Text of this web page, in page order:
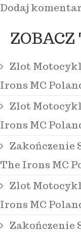
Dodaj
ZOBACZ
Zlot
Irons MC
Zlot
Irons MC
Zakończenie
The Irons MC
Zlot
Irons MC
Zakończenie